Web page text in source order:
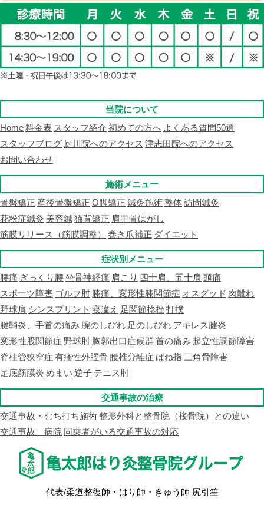
当院について
Home料金表 スタッフ紹介 初めての方へ よくある質問50選
スタッフブログ 厨川院へのアクセス 津志田院へのアクセス
お問い合わせ
施術メニュー
骨盤矯正 産後骨盤矯正 O脚矯正 鍼灸施術整体訪問鍼灸
花粉症鍼灸 美容鍼猫背矯正 肩甲骨はがし
筋膜リリース（筋膜調整）
巻き爪補正 ダイエット
症状別メニュー
腰痛 ぎっくり腰坐骨神経痛 肩こり 四十肩、五十肩 頭痛
スポーツ障害 ゴルフ肘 膝痛、変形性膝関節症 オスグッド 肉離れ
野球肩 シンスプリント 寝違え 足関節捻挫打撲
腱鞘炎、手首の痛み 腕のしびれ 足のしびれ アキレス腱炎
変形性股関節症 野球肘 胸郭出口症候群首の痛み 起立性調節障害
脊柱管狭窄症 有痛性外脛骨 腰椎分離症 ばね指 三角骨障害
足底筋膜炎 めまい 逆子 テニス肘
交通事故の治療
交通事故・むち打ち施術整形外科と整骨院（接骨院）との違い
交通事故 病院 同乗者がいる交通事故の対応
代表/柔道整復師・はり師・きゅう師 尻引笙